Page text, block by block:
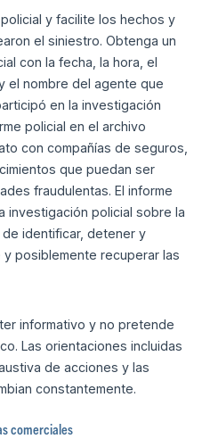
y facilite los hechos y
el siniestro. Obtenga un
con la fecha, la hora, el
el nombre del agente que
en la investigación
policial en el archivo
con compañías de seguros,
que puedan ser
fraudulentas. El informe
investigación policial sobre la
identificar, detener y
posiblemente recuperar las
informativo y no pretende
Las orientaciones incluidas
de acciones y las
constantemente.
comerciales